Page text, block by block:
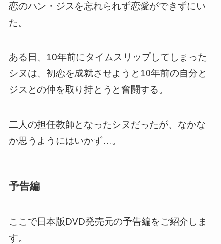
恋のハン・ジスを忘れられず恋愛ができずにい
た。
ある日、10年前にタイムスリップしてしまった
シヌは、初恋を成就させようと10年前の自分と
ジスとの仲を取り持とうと奮闘する。
二人の担任教師となったシヌだったが、なかな
か思うようにはいかず…。
予告編
ここで日本版DVD発売元の予告編をご紹介しま
す。